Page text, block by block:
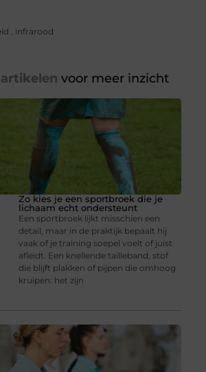
, infrarood
artikelen voor meer inzicht
Zo kies je een sportbroek die je
lichaam echt ondersteunt
Een sportbroek lijkt misschien een
detail, maar in de praktijk bepaalt hij
vaak of je training soepel voelt of juist
afleidt. Een knellende tailleband, stof
die blijft plakken of pijpen die omhoog
kruipen: het zijn